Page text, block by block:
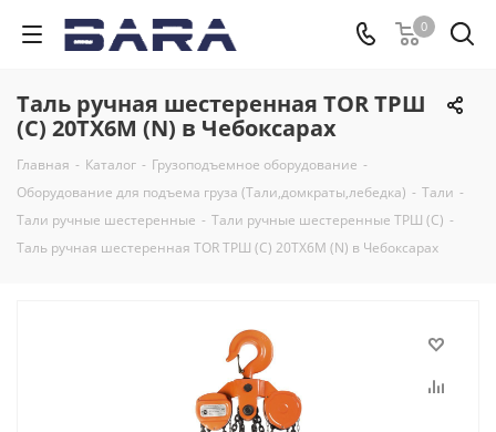
0
Таль ручная шестеренная TOR ТРШ
(C) 20ТХ6М (N) в Чебоксарах
Главная - Каталог - Грузоподъемное оборудование -
Оборудование для подъема груза (Тали,домкраты,лебедка) - Тали -
Тали ручные шестеренные - Тали ручные шестеренные ТРШ (С) -
Таль ручная шестеренная TOR ТРШ (C) 20ТХ6М (N) в Чебоксарах